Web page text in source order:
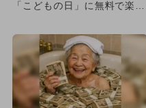
「こどもの日」に無料で楽し